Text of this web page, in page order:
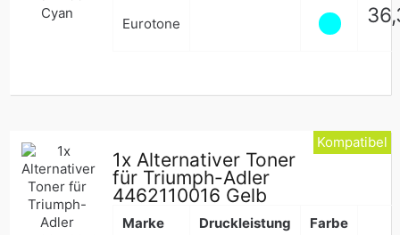
Eurotone
1x Alternativer Toner
für Triumph-Adler
4462110016 Gelb
Marke Druckleistung Farbe
Kompatibel